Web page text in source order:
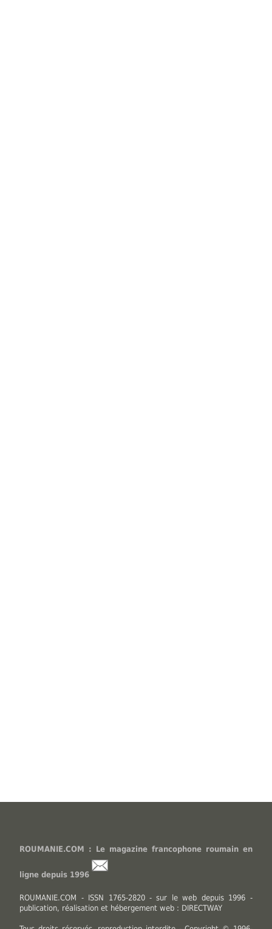
ROUMANIE.COM : Le magazine francophone roumain en
ligne depuis 1996
ROUMANIE.COM - ISSN 1765-2820 - sur le web depuis 1996 -
publication, réalisation et hébergement web : DIRECTWAY